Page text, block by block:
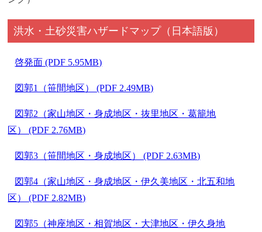
洪水・土砂災害ハザードマップ（日本語版）
啓発面 (PDF 5.95MB)
図郭1（笹間地区） (PDF 2.49MB)
図郭2（家山地区・身成地区・抜里地区・葛籠地
区） (PDF 2.76MB)
図郭3（笹間地区・身成地区） (PDF 2.63MB)
図郭4（家山地区・身成地区・伊久美地区・北五和地
区） (PDF 2.82MB)
図郭5（神座地区・相賀地区・大津地区・伊久身地